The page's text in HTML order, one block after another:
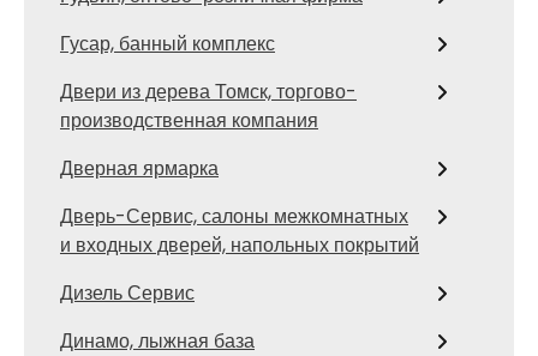
Гусар, банный комплекс
Двери из дерева Томск, торгово-
производственная компания
Дверная ярмарка
Дверь-Сервис, салоны межкомнатных
и входных дверей, напольных покрытий
Дизель Сервис
Динамо, лыжная база